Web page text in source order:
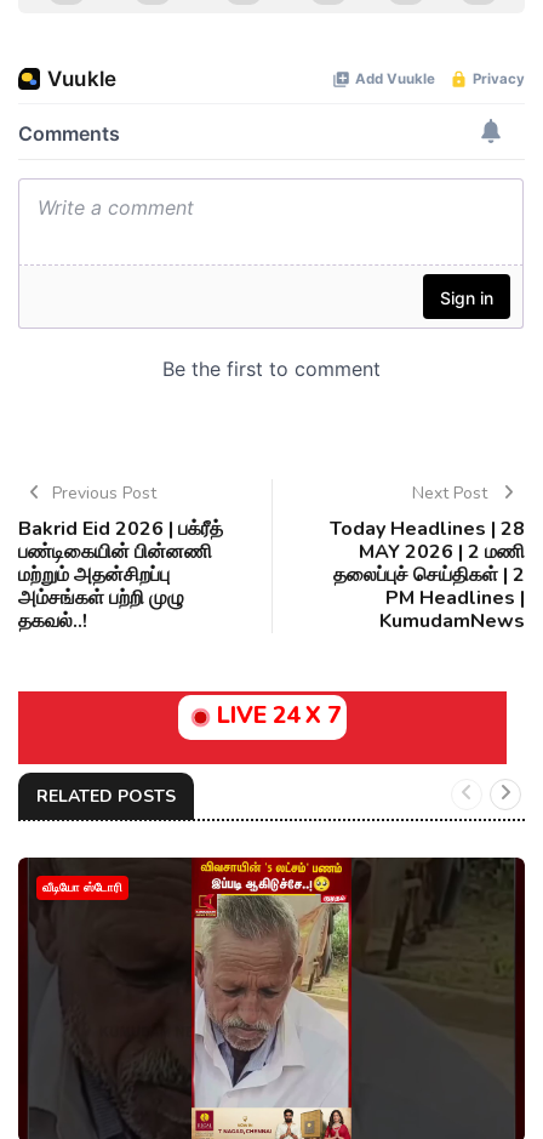
Previous Post
Bakrid Eid 2026 | பக்ரீத்
பண்டிகையின் பின்னணி
மற்றும் அதன்சிறப்பு
அம்சங்கள் பற்றி முழு
தகவல்..!
Next Post
Today Headlines | 28
MAY 2026 | 2 மணி
தலைப்புச் செய்திகள் | 2
PM Headlines |
KumudamNews
LIVE 24 X 7
RELATED POSTS
வீடியோ ஸ்டோரி